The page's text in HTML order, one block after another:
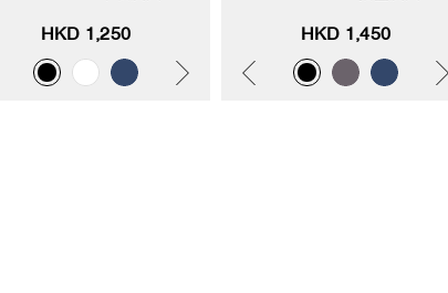
HKD 1,250 HKD 1,450